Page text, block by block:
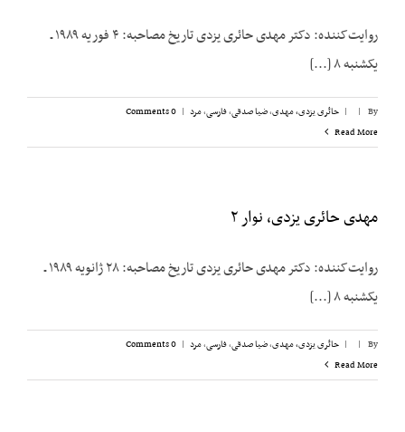
روایت‌کننده: دکتر مهدی حائری یزدی تاریخ مصاحبه: ۴ فوریه ۱۹۸۹ ـ
یکشنبه ۸ [...]
By
|
| حائری یزدی، مهدی,ضیا صدقی,فارسی,مرد |
0 Comments
Read More
مهدی حائری یزدی، نوار ۲
روایت‌کننده: دکتر مهدی حائری یزدی تاریخ مصاحبه: ۲۸ ژانویه ۱۹۸۹ ـ
یکشنبه ۸ [...]
By
|
| حائری یزدی، مهدی,ضیا صدقی,فارسی,مرد |
0 Comments
Read More